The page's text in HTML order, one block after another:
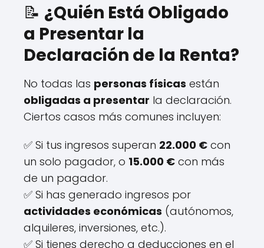
📝 ¿Quién Está Obligado
a Presentar la
Declaración de la Renta?
No todas las personas físicas están
obligadas a presentar la declaración.
Ciertos casos más comunes incluyen:
✅ Si tus ingresos superan 22.000 € con
un solo pagador, o 15.000 € con más
de un pagador.
✅ Si has generado ingresos por
actividades económicas (autónomos,
alquileres, inversiones, etc.).
✅ Si tienes derecho a deducciones en el